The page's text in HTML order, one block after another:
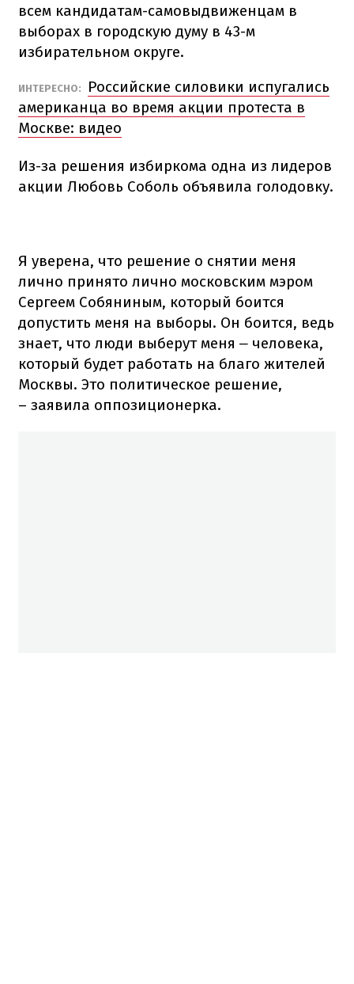
всем кандидатам-самовыдвиженцам в
выборах в городскую думу в 43-м
избирательном округе.
ИНТЕРЕСНО:
Российские силовики испугались
американца во время акции протеста в
Москве: видео
Из-за решения избиркома одна из лидеров
акции Любовь Соболь объявила голодовку.
Я уверена, что решение о снятии меня
лично принято лично московским мэром
Сергеем Собяниным, который боится
допустить меня на выборы. Он боится, ведь
знает, что люди выберут меня – человека,
который будет работать на благо жителей
Москвы. Это политическое решение,
– заявила оппозиционерка.